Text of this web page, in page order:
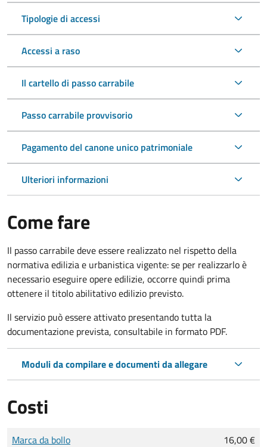
Tipologie di accessi
Accessi a raso
Il cartello di passo carrabile
Passo carrabile provvisorio
Pagamento del canone unico patrimoniale
Ulteriori informazioni
Come fare
Il passo carrabile deve essere realizzato nel rispetto della
normativa edilizia e urbanistica vigente: se per realizzarlo è
necessario eseguire opere edilizie, occorre quindi prima
ottenere il titolo abilitativo edilizio previsto.
Il servizio può essere attivato presentando tutta la
documentazione prevista, consultabile in formato PDF.
Moduli da compilare e documenti da allegare
Costi
Tipo di pagamento
Importo
Marca da bollo 16,00 €